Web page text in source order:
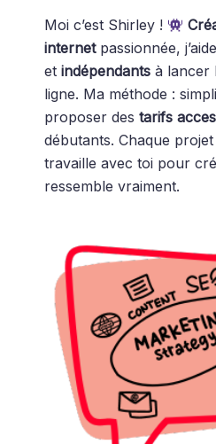
Moi c’est Shirley !
internetpassionnée,
et indépendants à lancer
ligne. Ma méthode :
proposer des tarifs
débutants. Chaque
travaille avec toi pour
ressemble vraiment.